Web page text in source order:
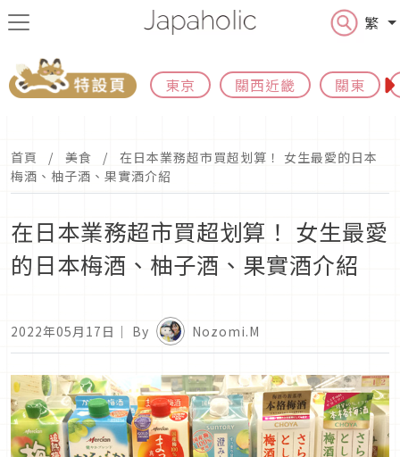
繁
東京 關西近畿 關東
首頁 美食
在日本業務超市買超划算！ 女生最愛的日本
梅酒、柚子酒、果實酒介紹
在日本業務超市買超划算！ 女生最愛
的日本梅酒、柚子酒、果實酒介紹
2022年05月17日 ｜ By Nozomi.M